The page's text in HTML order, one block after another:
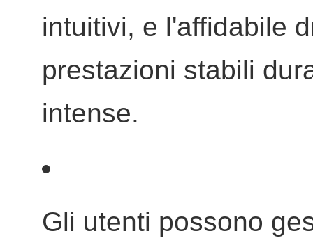
intuitivi, e l'affidabile
prestazioni stabili
intense.
Gli utenti possono